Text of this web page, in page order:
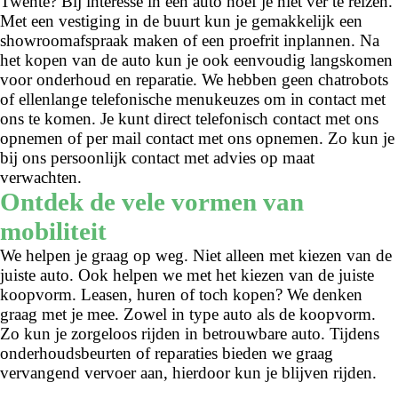
Met een vestiging in de buurt kun je gemakkelijk een
showroomafspraak maken of een proefrit inplannen. Na
het kopen van de auto kun je ook eenvoudig langskomen
voor onderhoud en reparatie. We hebben geen chatrobots
of ellenlange telefonische menukeuzes om in contact met
ons te komen. Je kunt direct telefonisch contact met ons
opnemen of per mail contact met ons opnemen. Zo kun je
bij ons persoonlijk contact met advies op maat
verwachten.
Ontdek de vele vormen van
mobiliteit
We helpen je graag op weg. Niet alleen met kiezen van de
juiste auto. Ook helpen we met het kiezen van de juiste
koopvorm. Leasen, huren of toch kopen? We denken
graag met je mee. Zowel in type auto als de koopvorm.
Zo kun je zorgeloos rijden in betrouwbare auto. Tijdens
onderhoudsbeurten of reparaties bieden we graag
vervangend vervoer aan, hierdoor kun je blijven rijden.